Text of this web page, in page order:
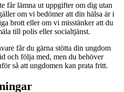
får lämna ut uppgifter om dig utan
om vi bedömer att din hälsa är i
brott eller om vi misstänker att du
till polis eller socialtjänst.
får du gärna stötta din ungdom
och följa med, men du behöver
så att ungdomen kan prata fritt.